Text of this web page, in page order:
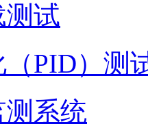
测试
PID）测
测系统